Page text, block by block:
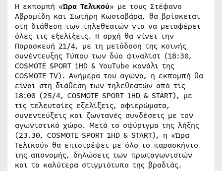
Η εκπομπή «Ώρα Τελικού» με τους Στέφανο
Αβραμίδη και Σωτήρη Κωσταβάρα, θα βρίσκεται
στη διάθεση των τηλεθεατών για να μεταφέρει
όλες τις εξελίξεις. Η αρχή θα γίνει την
Παρασκευή 21/4, με τη μετάδοση της κοινής
συνέντευξης Τύπου των δύο φιναλίστ (18:30,
COSMOTE SPORT 1HD & YouTube κανάλι της
COSMOTE TV). Ανήμερα του αγώνα, η εκπομπή θα
είναι στη διάθεση των τηλεθεατών από τις
18:00 (25/4, COSMOTE SPORT 1HD & START), με
τις τελευταίες εξελίξεις, αφιερώματα,
συνεντεύξεις και ζωντανές συνδέσεις με τον
αγωνιστικό χώρο. Μετά το σφύριγμα της λήξης
(23.30, COSMOTE SPORT 1HD & START), η «Ώρα
Τελικού» θα επιστρέψει με όλο το παρασκήνιο
της απονομής, δηλώσεις των πρωταγωνιστών
και τα καλύτερα στιγμιότυπα της βραδιάς.